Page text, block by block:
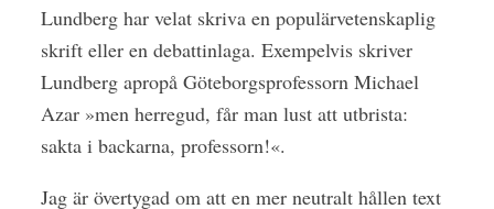
Lundberg har velat skriva en populärvetenskaplig
skrift eller en debattinlaga. Exempelvis skriver
Lundberg apropå Göteborgsprofessorn Michael
Azar »men herregud, får man lust att utbrista:
sakta i backarna, professorn!«.
Jag är övertygad om att en mer neutralt hållen text